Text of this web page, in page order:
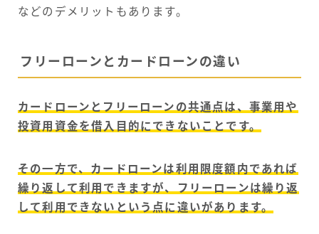
などのデメリットもあります。
フリーローンとカードローンの違い
カードローンとフリーローンの共通点は、事業用や
投資用資金を借入目的にできないことです。
その一方で、カードローンは利用限度額内であれば
繰り返して利用できますが、フリーローンは繰り返
して利用できないという点に違いがあります。